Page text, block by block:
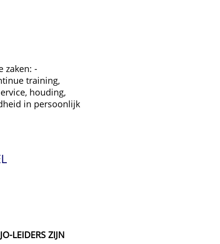
zaken: -
training,
houding,
in persoonlijk
LEIDERS ZIJN